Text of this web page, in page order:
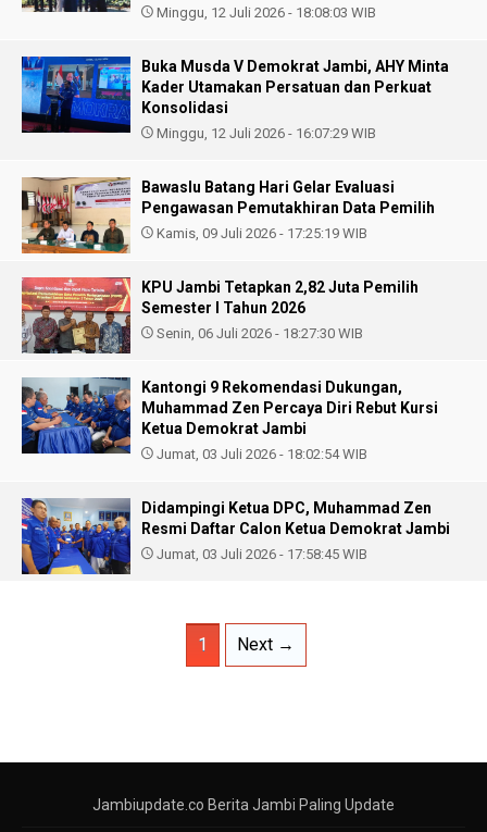
Minggu, 12 Juli 2026 - 18:08:03 WIB
Buka Musda V Demokrat Jambi, AHY Minta
Kader Utamakan Persatuan dan Perkuat
Konsolidasi
Minggu, 12 Juli 2026 - 16:07:29 WIB
Bawaslu Batang Hari Gelar Evaluasi
Pengawasan Pemutakhiran Data Pemilih
Kamis, 09 Juli 2026 - 17:25:19 WIB
KPU Jambi Tetapkan 2,82 Juta Pemilih
Semester I Tahun 2026
Senin, 06 Juli 2026 - 18:27:30 WIB
Kantongi 9 Rekomendasi Dukungan,
Muhammad Zen Percaya Diri Rebut Kursi
Ketua Demokrat Jambi
Jumat, 03 Juli 2026 - 18:02:54 WIB
Didampingi Ketua DPC, Muhammad Zen
Resmi Daftar Calon Ketua Demokrat Jambi
Jumat, 03 Juli 2026 - 17:58:45 WIB
1 Next →
Jambiupdate.co Berita Jambi Paling Update